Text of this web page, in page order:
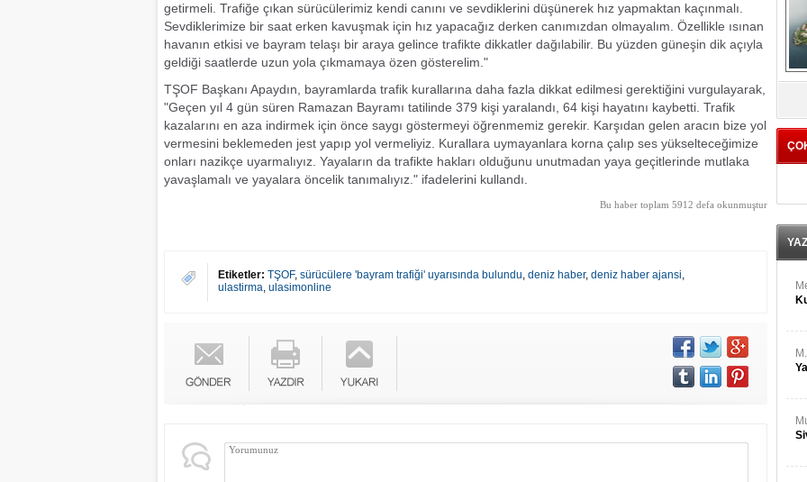
getirmeli. Trafiğe çıkan sürücülerimiz kendi canını ve sevdiklerini düşünerek hız yapmaktan kaçınmalı.
Sevdiklerimize bir saat erken kavuşmak için hız yapacağız derken canımızdan olmayalım. Özellikle ısınan
havanın etkisi ve bayram telaşı bir araya gelince trafikte dikkatler dağılabilir. Bu yüzden güneşin dik açıyla
geldiği saatlerde uzun yola çıkmamaya özen gösterelim."
TŞOF Başkanı Apaydın, bayramlarda trafik kurallarına daha fazla dikkat edilmesi gerektiğini vurgulayarak,
"Geçen yıl 4 gün süren Ramazan Bayramı tatilinde 379 kişi yaralandı, 64 kişi hayatını kaybetti. Trafik
kazalarını en aza indirmek için önce saygı göstermeyi öğrenmemiz gerekir. Karşıdan gelen aracın bize yol
vermesini beklemeden jest yapıp yol vermeliyiz. Kurallara uymayanlara korna çalıp ses yükselteceğimize
onları nazikçe uyarmalıyız. Yayaların da trafikte hakları olduğunu unutmadan yaya geçitlerinde mutlaka
yavaşlamalı ve yayalara öncelik tanımalıyız." ifadelerini kullandı.
Bu haber toplam 5912 defa okunmuştur
Etiketler: TŞOF, sürücülere 'bayram trafiği' uyarısında bulundu, deniz haber, deniz haber ajansi,
ulastirma, ulasimonline